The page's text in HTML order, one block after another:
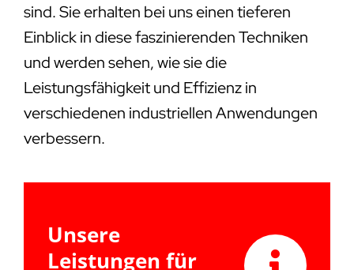
sind. Sie erhalten bei uns einen tieferen
Einblick in diese faszinierenden Techniken
und werden sehen, wie sie die
Leistungsfähigkeit und Effizienz in
verschiedenen industriellen Anwendungen
verbessern.
Unsere
Leistungen für